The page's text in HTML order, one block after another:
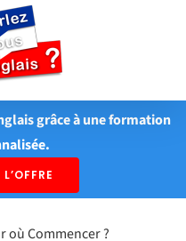
grâce à une formation
où Commencer ?